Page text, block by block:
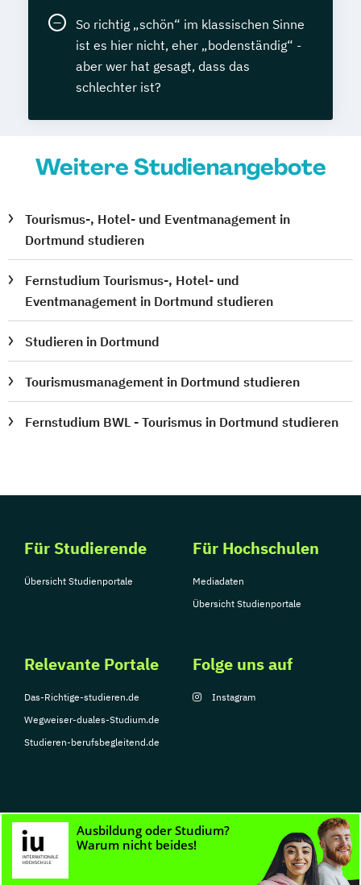
So richtig „schön“ im klassischen Sinne
ist es hier nicht, eher „bodenständig“ -
aber wer hat gesagt, dass das
schlechter ist?
Weitere Studienangebote
Tourismus-, Hotel- und Eventmanagement in
Dortmund studieren
Fernstudium Tourismus-, Hotel- und
Eventmanagement in Dortmund studieren
Studieren in Dortmund
Tourismusmanagement in Dortmund studieren
Fernstudium BWL - Tourismus in Dortmund studieren
Für Studierende
Übersicht Studienportale
Für Hochschulen
Mediadaten
Übersicht Studienportale
Relevante Portale
Das-Richtige-studieren.de
Wegweiser-duales-Studium.de
Studieren-berufsbegleitend.de
Folge uns auf
Instagram
© Copyright 2026, TarGroup Media GmbH
Nutzungsbedingungen